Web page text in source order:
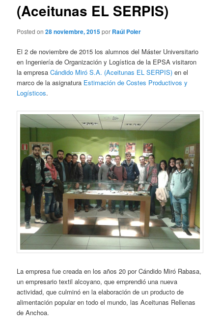
(Aceitunas EL SERPIS)
Posted on28 noviembre, 2015por Raúl Poler
El 2 de noviembre de 2015 los alumnos del Máster Universitario
en Ingeniería de Organización y Logística de la EPSA visitaron
la empresaCándido Miró S.A. (Aceitunas EL SERPIS) en el
marco de la asignatura Estimación de Costes Productivos y
Logísticos.
La empresa fue creada en los años 20 por Cándido Miró Rabasa,
un empresario textil alcoyano, que emprendió una nueva
actividad, que culminó en la elaboración de un producto de
alimentación popular en todo el mundo, las Aceitunas Rellenas
de Anchoa.